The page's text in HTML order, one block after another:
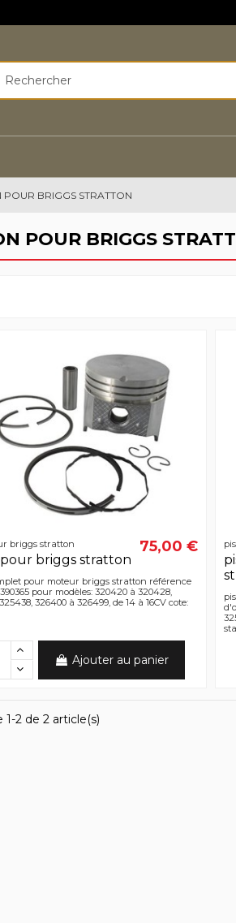
POUR BRIGGS STRATTON
POUR BRIGGS
briggs stratton
briggs stratton
75,00 €
pour moteur briggs stratton référence
pour modèles: 320420 à 320428,
326400 à 326499, de 14 à 16CV cote:
Ajouter au panier
2 de 2 article(s)